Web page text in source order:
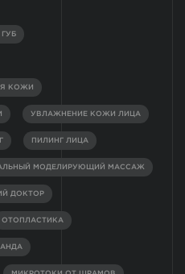
КОЖИ
УВЛАЖНЕНИЕ КОЖИ ЛИЦА
ПИЛИНГ ЛИЦА
МОДЕЛИРУЮЩИЙ МАССАЖ
ДОКТОР
ОТОПЛАСТИКА